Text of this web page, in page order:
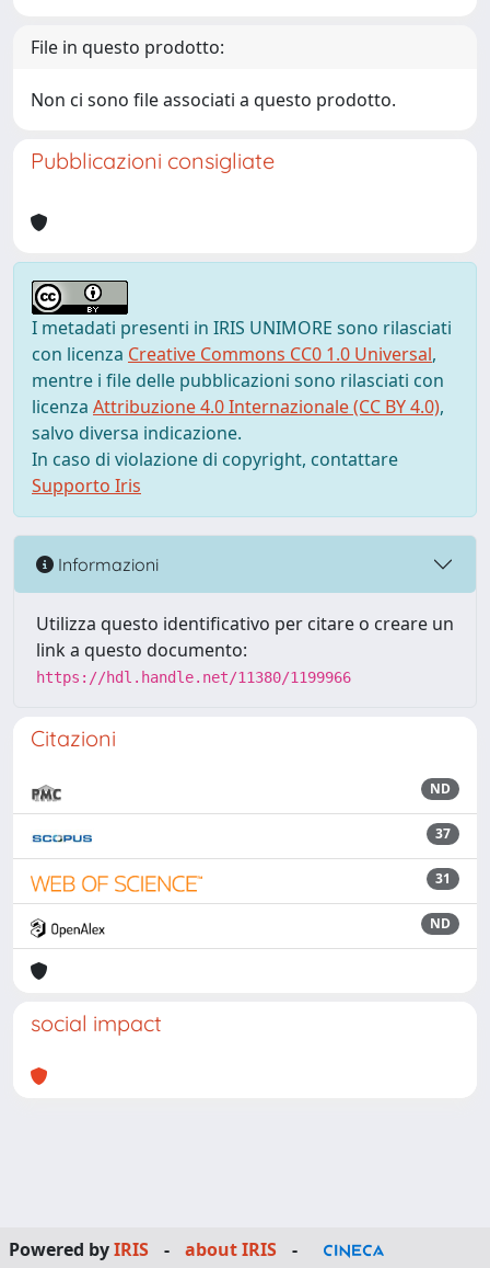
File in questo prodotto:
Non ci sono file associati a questo prodotto.
Pubblicazioni consigliate
I metadati presenti in IRIS UNIMORE sono rilasciati
con licenza Creative Commons CC0 1.0 Universal,
mentre i file delle pubblicazioni sono rilasciati con
licenza Attribuzione 4.0 Internazionale (CC BY 4.0),
salvo diversa indicazione.
In caso di violazione di copyright, contattare
Supporto Iris
Informazioni
Utilizza questo identificativo per citare o creare un
link a questo documento:
https://hdl.handle.net/11380/1199966
Citazioni
ND
37
31
ND
social impact
Powered byIRIS - about IRIS
-